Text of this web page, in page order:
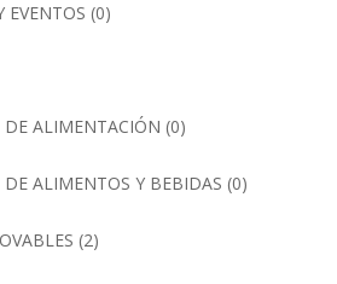
EVENTOS (0)
ALIMENTACIÓN (0)
ALIMENTOS Y BEBIDAS (0)
(2)